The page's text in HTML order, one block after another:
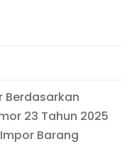
Berdasarkan
23 Tahun 2025
Barang